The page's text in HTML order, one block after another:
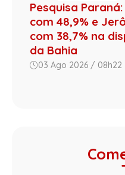
Pesquisa
com 48,9% e
com 38,7% na
da Bahia
03 Ago 2026 / 08h22